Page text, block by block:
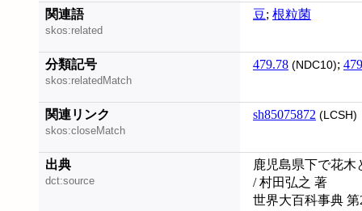
関連語
skos:related
豆; 根粒菌
分類記号
skos:relatedMatch
479.78 (NDC10);
関連リンク
skos:closeMatch
sh85075872 (LCSH)
出典
dct:source
鹿児島県下で花木
/ 村田弘之 著
世界大百科事典 第